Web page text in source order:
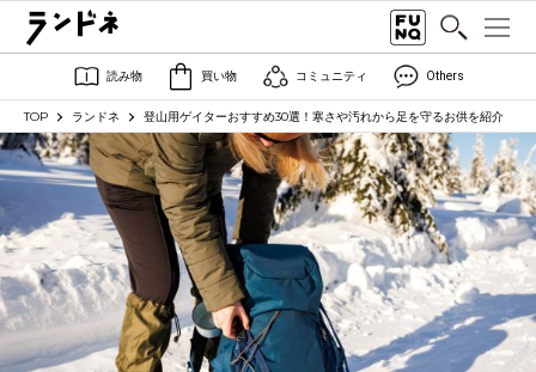
読み物 買い物 コミュニティ Others
TOP ランドネ 登山用ゲイターおすすめ30選！寒さや汚れから足を守るお供を紹介